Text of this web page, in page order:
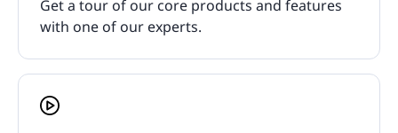
Get a tour of our core products and features
with one of our experts.